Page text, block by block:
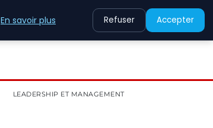
LEADERSHIP ET MANAGEMENT
En savoir plus Refuser Accepter